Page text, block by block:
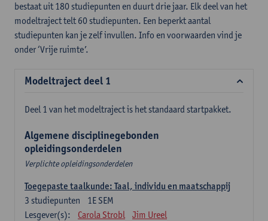
bestaat uit 180 studiepunten en duurt drie jaar. Elk deel van het
modeltraject telt 60 studiepunten. Een beperkt aantal
studiepunten kan je zelf invullen. Info en voorwaarden vind je
onder ‘Vrije ruimte’.
Modeltraject deel 1
Deel 1 van het modeltraject is het standaard startpakket.
Algemene disciplinegebonden
opleidingsonderdelen
Verplichte opleidingsonderdelen
Toegepaste taalkunde: Taal, individu en maatschappij
1E SEM
3 studiepunten
Lesgever(s):
Carola Strobl Jim Ureel